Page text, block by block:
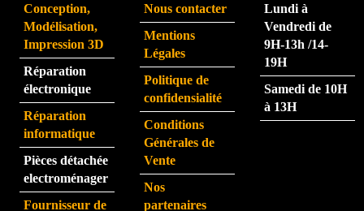
partic
ulière
ment
rapid
e.
eme
nt.
pers
onne
Conception,
Modélisation,
Impression 3D
Réparation
électronique
Réparation
informatique
Pièces détachée
electroménager
Fournisseur de
Nous contacter
Mentions
Légales
Politique de
confidensialité
Conditions
Générales de
Vente
Nos
partenaires
Lundi à
Vendredi de
9H-13h /14-
19H
Samedi de 10H
à 13H